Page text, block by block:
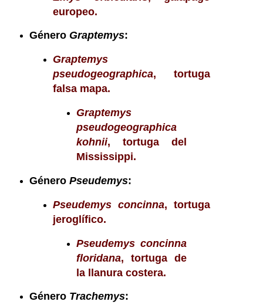
europeo.
GéneroGraptemys:
Graptemys
pseudogeographica, tortuga
falsa mapa.
Graptemys
pseudogeographica
kohnii, tortuga del
Mississippi.
Género Pseudemys:
Pseudemys concinna, tortuga
jeroglífico.
Pseudemys concinna
floridana, tortuga de
la llanura costera.
Género Trachemys: